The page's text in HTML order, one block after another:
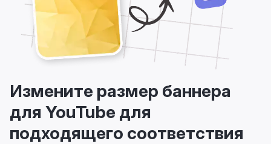
Измените размер баннера
для YouTube для
подходящего соответствия